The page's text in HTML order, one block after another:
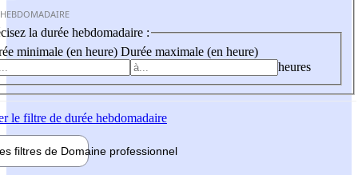
la durée hebdomadaire :
minimale (en heure) Durée maximale (en heure)
heures
le filtre de durée hebdomadaire
filtres de Domaine professionnel